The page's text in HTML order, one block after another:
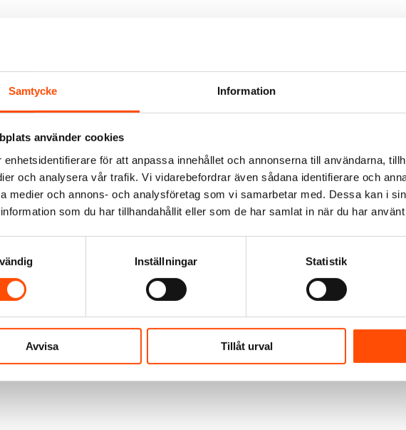
Samtycke Information
använder cookies
enhetsidentifierare för att anpassa innehållet och annonserna till användarna,
och analysera vår trafik. Vi vidarebefordrar även sådana identifierare och
medier och annons- och analysföretag som vi samarbetar med. Dessa kan i
som du har tillhandahållit eller som de har samlat in när du har
Inställningar Statistik
Avvisa Tillåt urval